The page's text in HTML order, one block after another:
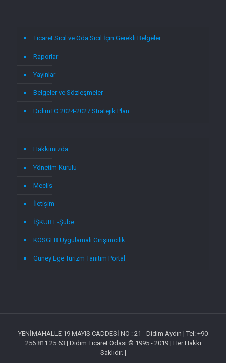
Ticaret Sicil ve Oda Sicil İçin Gerekli Belgeler
Raporlar
Yayınlar
Belgeler ve Sözleşmeler
DidimTO 2024-2027 Stratejik Plan
Hakkımızda
Yönetim Kurulu
Meclis
İletişim
İŞKUR E-Şube
KOSGEB Uygulamalı Girişimcilik
Güney Ege Turizm Tanıtım Portal
YENİMAHALLE 19 MAYIS CADDESİ NO : 21 - Didim Aydın | Tel: +90
256 811 25 63 | Didim Ticaret Odası © 1995 - 2019 | Her Hakkı
Saklıdır. |